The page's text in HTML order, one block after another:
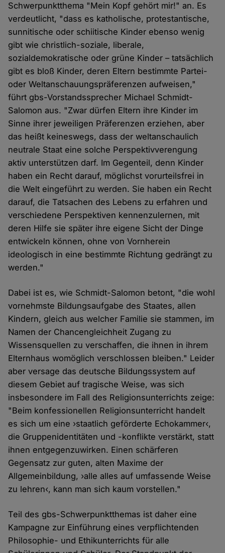
Schwerpunktthema "Mein Kopf gehört mir!" an. Es
verdeutlicht, "dass es katholische, protestantische,
sunnitische oder schiitische Kinder ebenso wenig
gibt wie christlich-soziale, liberale,
sozialdemokratische oder grüne Kinder – tatsächlich
gibt es bloß Kinder, deren Eltern bestimmte Partei-
oder Weltanschauungspräferenzen aufweisen,"
führt gbs-Vorstandssprecher Michael Schmidt-
Salomon aus. "Zwar dürfen Eltern ihre Kinder im
Sinne ihrer jeweiligen Präferenzen erziehen, aber
das heißt keineswegs, dass der weltanschaulich
neutrale Staat eine solche Perspektivverengung
aktiv unterstützen darf. Im Gegenteil, denn Kinder
haben ein Recht darauf, möglichst vorurteilsfrei in
die Welt eingeführt zu werden. Sie haben ein Recht
darauf, die Tatsachen des Lebens zu erfahren und
verschiedene Perspektiven kennenzulernen, mit
deren Hilfe sie später ihre eigene Sicht der Dinge
entwickeln können, ohne von Vornherein
ideologisch in eine bestimmte Richtung gedrängt zu
werden."
Dabei ist es, wie Schmidt-Salomon betont, "die wohl
vornehmste Bildungsaufgabe des Staates, allen
Kindern, gleich aus welcher Familie sie stammen, im
Namen der Chancengleichheit Zugang zu
Wissensquellen zu verschaffen, die ihnen in ihrem
Elternhaus womöglich verschlossen bleiben." Leider
aber versage das deutsche Bildungssystem auf
diesem Gebiet auf tragische Weise, was sich
insbesondere im Fall des Religionsunterrichts zeige:
"Beim konfessionellen Religionsunterricht handelt
es sich um eine ›staatlich geförderte Echokammer‹,
die Gruppenidentitäten und -konflikte verstärkt, statt
ihnen entgegenzuwirken. Einen schärferen
Gegensatz zur guten, alten Maxime der
Allgemeinbildung, ›alle alles auf umfassende Weise
zu lehren‹, kann man sich kaum vorstellen."
Teil des gbs-Schwerpunktthemas ist daher eine
Kampagne zur Einführung eines verpflichtenden
Philosophie- und Ethikunterrichts für alle